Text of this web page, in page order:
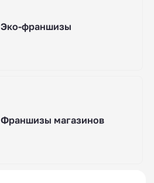
Эко-франшизы
Франшизы магазинов